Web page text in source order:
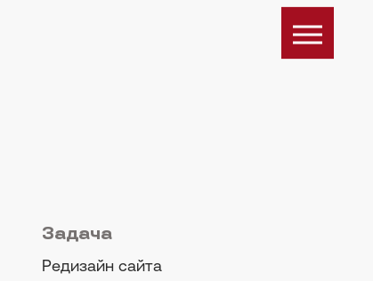
Задача
Редизайн сайта